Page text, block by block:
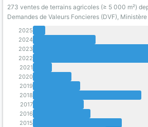
273 ventes de terrains agricoles (≥ 5 000 m²)
Demandes de Valeurs Foncieres (DVF),
2025
2024
2023
2022
2021
2020
2019
2018
2017
2016
2015